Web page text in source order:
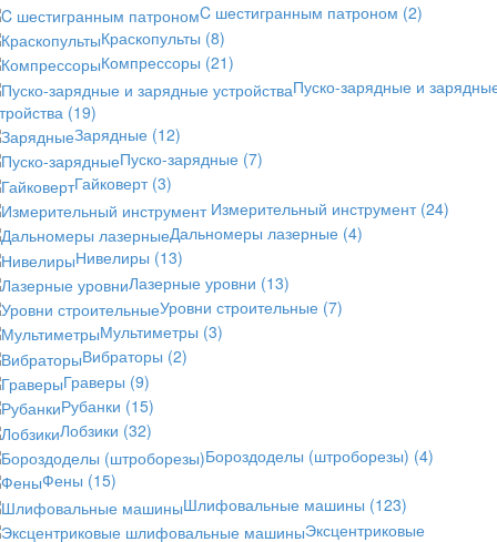
C шестигранным патроном (2)
Краскопульты (8)
Компрессоры (21)
Пуско-зарядные и
(19)
Зарядные (12)
Пуско-зарядные (7)
Гайковерт (3)
Измерительный инструмент (24)
Дальномеры лазерные (4)
Нивелиры (13)
Лазерные уровни (13)
Уровни строительные (7)
Мультиметры (3)
Вибраторы (2)
Граверы (9)
Рубанки (15)
Лобзики (32)
Бороздоделы (штроборезы) (4)
Фены (15)
Шлифовальные машины (123)
Эксцентриковые